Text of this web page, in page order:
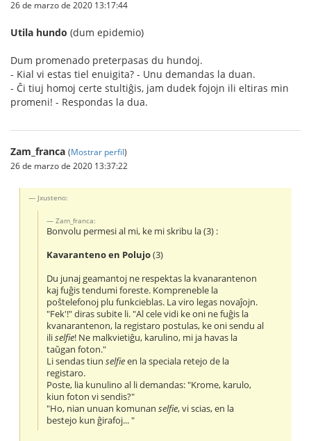
26 de marzo de 2020 13:17:44
Utila hundo (dum epidemio)
Dum promenado preterpasas du hundoj.
- Kial vi estas tiel enuigita? - Unu demandas la duan.
- Ĉi tiuj homoj certe stultiĝis, jam dudek fojojn ili eltiras min
promeni! - Respondas la dua.
Zam_franca (Mostrar perfil)
26 de marzo de 2020 13:37:22
Jxusteno:
Zam_franca:
Bonvolu permesi al mi, ke mi skribu la (3) :
Kavaranteno en Polujo(3)
Du junaj geamantoj ne respektas la kvanarantenon
kaj fuĝis tendumi foreste. Kompreneble la
poŝtelefonoj plu funkcieblas. La viro legas novaĵojn.
"Fek'!" diras subite li. "Al cele vidi ke oni ne fuĝis la
kvanarantenon, la registaro postulas, ke oni sendu al
iliselfie! Ne malkvietiĝu, karulino, mi ja havas la
taŭgan foton."
Li sendas tiunselfieen la speciala retejo de la
registaro.
Poste, lia kunulino al li demandas: "Krome, karulo,
kiun foton vi sendis?"
"Ho, nian unuan komunanselfie, vi scias, en la
bestejo kun ĝirafoj... "